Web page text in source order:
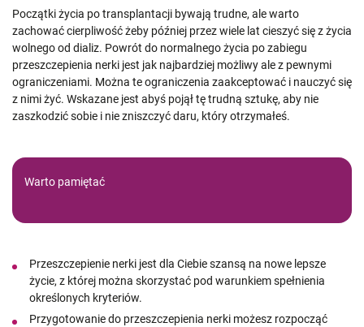
Początki życia po transplantacji bywają trudne, ale warto
zachować cierpliwość żeby później przez wiele lat cieszyć się z życia
wolnego od dializ. Powrót do normalnego życia po zabiegu
przeszczepienia nerki jest jak najbardziej możliwy ale z pewnymi
ograniczeniami. Można te ograniczenia zaakceptować i nauczyć się
z nimi żyć. Wskazane jest abyś pojął tę trudną sztukę, aby nie
zaszkodzić sobie i nie zniszczyć daru, który otrzymałeś.
Warto pamiętać
Przeszczepienie nerki jest dla Ciebie szansą na nowe lepsze
życie, z której można skorzystać pod warunkiem spełnienia
określonych kryteriów.
Przygotowanie do przeszczepienia nerki możesz rozpocząć